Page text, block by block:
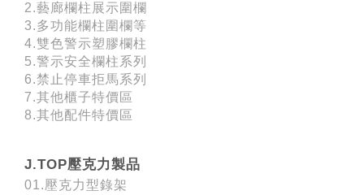
2.藝廊欄柱展示圍欄
3.多功能欄柱圍欄等
4.雙色警示塑膠欄柱
5.警示安全欄柱系列
6.禁止停車拒馬系列
7.其他櫃子特價區
8.其他配件特價區
J.TOP壓克力製品
01.壓克力型錄架